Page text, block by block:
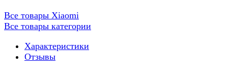
Все товары Xiaomi
Все товары категории
Характеристики
Отзывы